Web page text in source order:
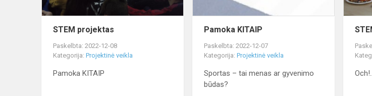
STEM projektas
Paskelbta: 2022-12-08
Kategorija: Projektinė veikla
Pamoka KITAIP
Pamoka KITAIP
Paskelbta: 2022-12-07
Kategorija:Projektinė veikla
Sportas – tai menas ar gyvenimo
būdas?